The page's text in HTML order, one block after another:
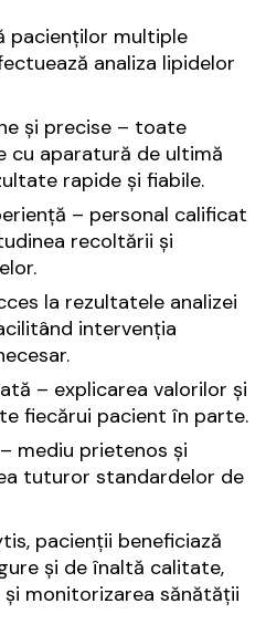
pacienților multiple
analiza lipidelor
și precise – toate
cu aparatură de ultimă
rapide și fiabile.
– personal calificat
recoltării și
la rezultatele analizei
intervenția
– explicarea valorilor și
fiecărui pacient în parte.
mediu prietenos și
tuturor standardelor de
pacienții beneficiază
și de înaltă calitate,
monitorizarea sănătății